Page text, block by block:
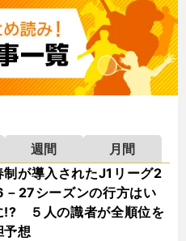
週間
月間
制が導入されたJ1リーグ2
27シーズンの行方はい
!? ５人の識者が全順位を
予想